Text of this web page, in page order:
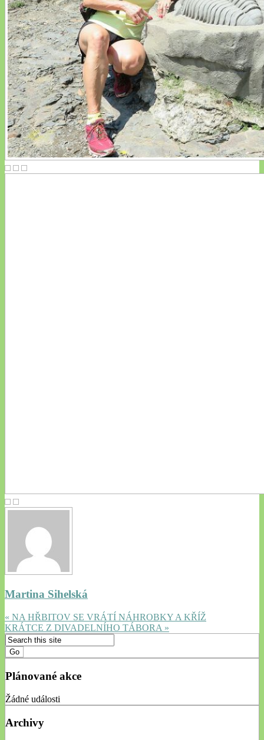
Martina Sihelská
« NA HŘBITOV SE VRÁTÍ NÁHROBKY A KŘÍŽ
KRÁTCE Z DIVADELNÍHO TÁBORA »
Plánované akce
Žádné události
Archivy